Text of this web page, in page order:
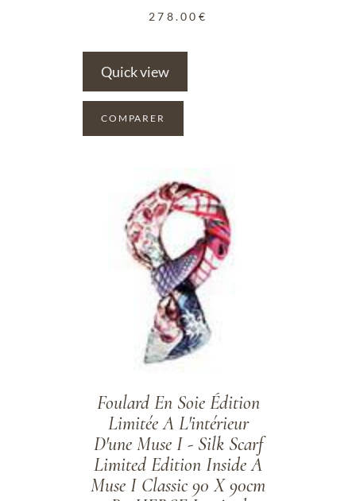
278.00 €
Quick view
COMPARER
Foulard En Soie Édition
Limitée A L'intérieur
D'une Muse I - Silk Scarf
Limited Edition Inside A
Muse I Classic 90 X 90cm